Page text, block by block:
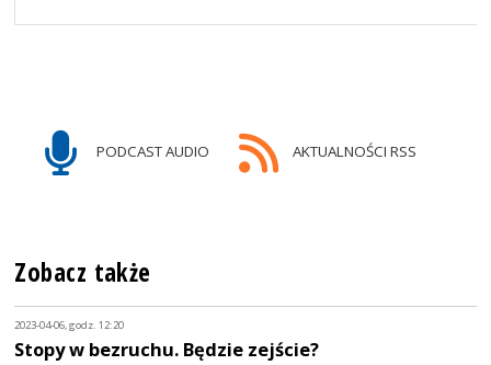
PODCAST AUDIO AKTUALNOŚCI RSS
Zobacz także
2023-04-06, godz. 12:20
Stopy w bezruchu. Będzie zejście?